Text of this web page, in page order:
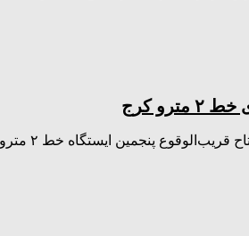
پنجمین ایستگاه خط ۲ مترو کرج…